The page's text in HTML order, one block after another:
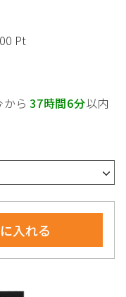
Pt
から37時間6分以内
入れる